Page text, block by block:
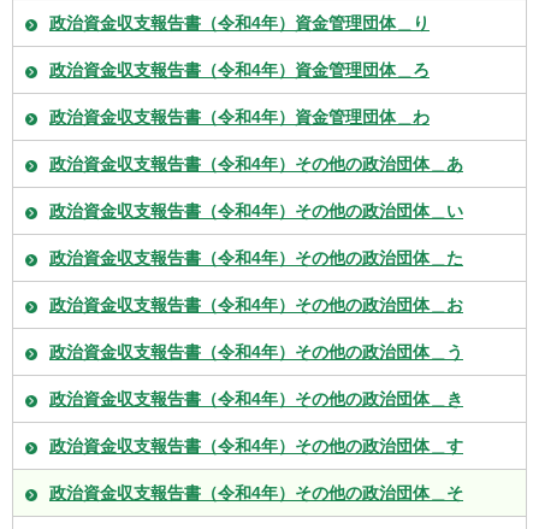
政治資金収支報告書（令和4年）資金管理団体＿り
政治資金収支報告書（令和4年）資金管理団体＿ろ
政治資金収支報告書（令和4年）資金管理団体＿わ
政治資金収支報告書（令和4年）その他の政治団体＿あ
政治資金収支報告書（令和4年）その他の政治団体＿い
政治資金収支報告書（令和4年）その他の政治団体＿た
政治資金収支報告書（令和4年）その他の政治団体＿お
政治資金収支報告書（令和4年）その他の政治団体＿う
政治資金収支報告書（令和4年）その他の政治団体＿き
政治資金収支報告書（令和4年）その他の政治団体＿す
政治資金収支報告書（令和4年）その他の政治団体＿そ